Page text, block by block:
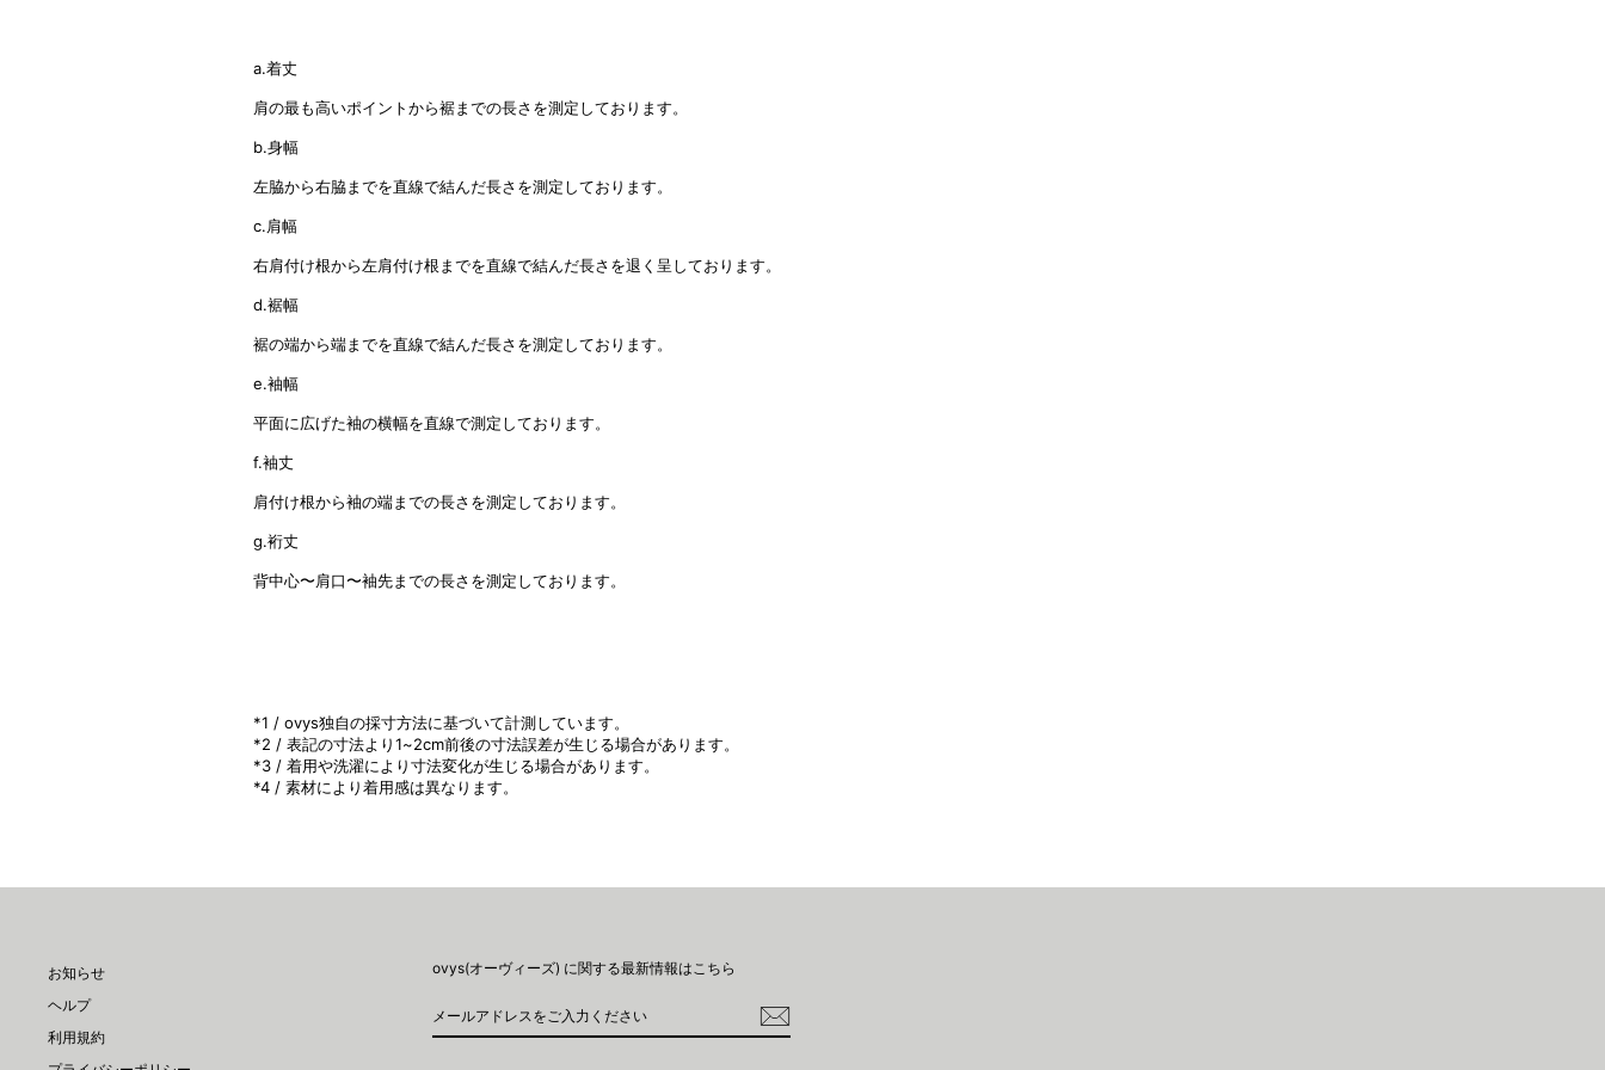
a.着丈
肩の最も高いポイントから裾までの長さを測定しております。
b.身幅
左脇から右脇までを直線で結んだ長さを測定しております。
c.肩幅
右肩付け根から左肩付け根までを直線で結んだ長さを退く呈しております。
d.裾幅
裾の端から端までを直線で結んだ長さを測定しております。
e.袖幅
平面に広げた袖の横幅を直線で測定しております。
f.袖丈
肩付け根から袖の端までの長さを測定しております。
g.裄丈
背中心〜肩口〜袖先までの長さを測定しております。
*1 / ovys独自の採寸方法に基づいて計測しています。
*2 / 表記の寸法より1~2cm前後の寸法誤差が生じる場合があります。
*3 / 着用や洗濯により寸法変化が生じる場合があります。
*4 / 素材により着用感は異なります。
お知らせ
ヘルプ
利用規約
ovys(オーヴィーズ) に関する​最新情報はこちら
ー
ル
録